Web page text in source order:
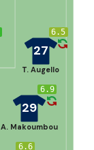
6.5
27
T. Augello
6.9
29
A. Makoumbou
6.6